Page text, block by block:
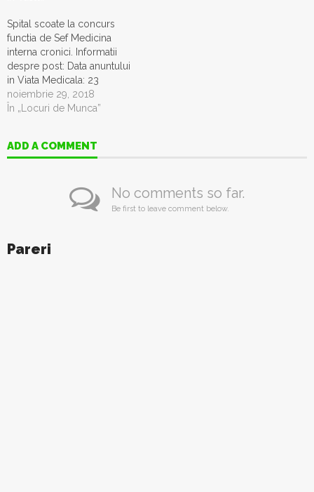
Spital scoate la concurs
functia de Sef Medicina
interna cronici. Informatii
despre post: Data anuntului
in Viata Medicala: 23
noiembrie 2018
noiembrie 29, 2018
În „Locuri de Munca”
ADD A COMMENT
No comments so far.
Be first to leave comment below.
Pareri